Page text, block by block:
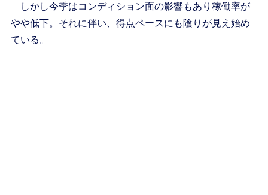
しかし今季はコンディション面の影響もあり稼働率が
やや低下。それに伴い、得点ペースにも陰りが見え始め
ている。